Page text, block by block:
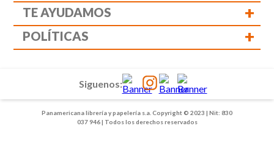
TE AYUDAMOS +
POLÍTICAS +
Panamericana librería y papelería s.a. Copyright © 2023 | Nit: 830
037 946 | Todos los derechos reservados
Siguenos: